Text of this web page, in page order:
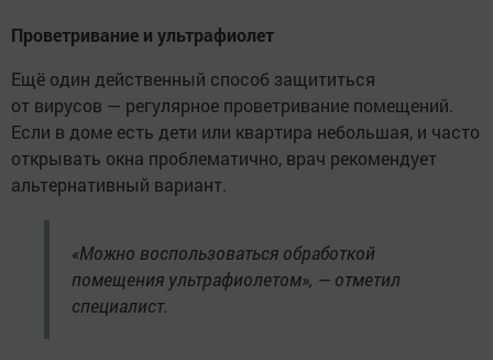
Проветривание и ультрафиолет
Ещё один действенный способ защититься
от вирусов — регулярное проветривание помещений.
Если в доме есть дети или квартира небольшая, и часто
открывать окна проблематично, врач рекомендует
альтернативный вариант.
«Можно воспользоваться обработкой
помещения ультрафиолетом», — отметил
специалист.